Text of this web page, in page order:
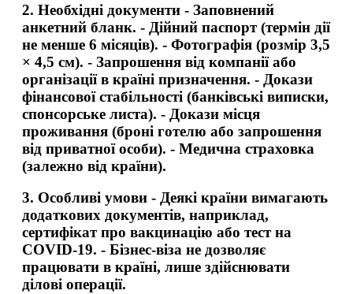
2. Необхідні документи - Заповнений
анкетний бланк. - Дійний паспорт (термін дії
не менше 6 місяців). - Фотографія (розмір 3,5
× 4,5 см). - Запрошення від компанії або
організації в країні призначення. - Докази
фінансової стабільності (банківські виписки,
спонсорське листа). - Докази місця
проживання (броні готелю або запрошення
від приватної особи). - Медична страховка
(залежно від країни).
3. Особливі умови - Деякі країни вимагають
додаткових документів, наприклад,
сертифікат про вакцинацію або тест на
COVID-19. - Бізнес-віза не дозволяє
працювати в країні, лише здійснювати
ділові операції.